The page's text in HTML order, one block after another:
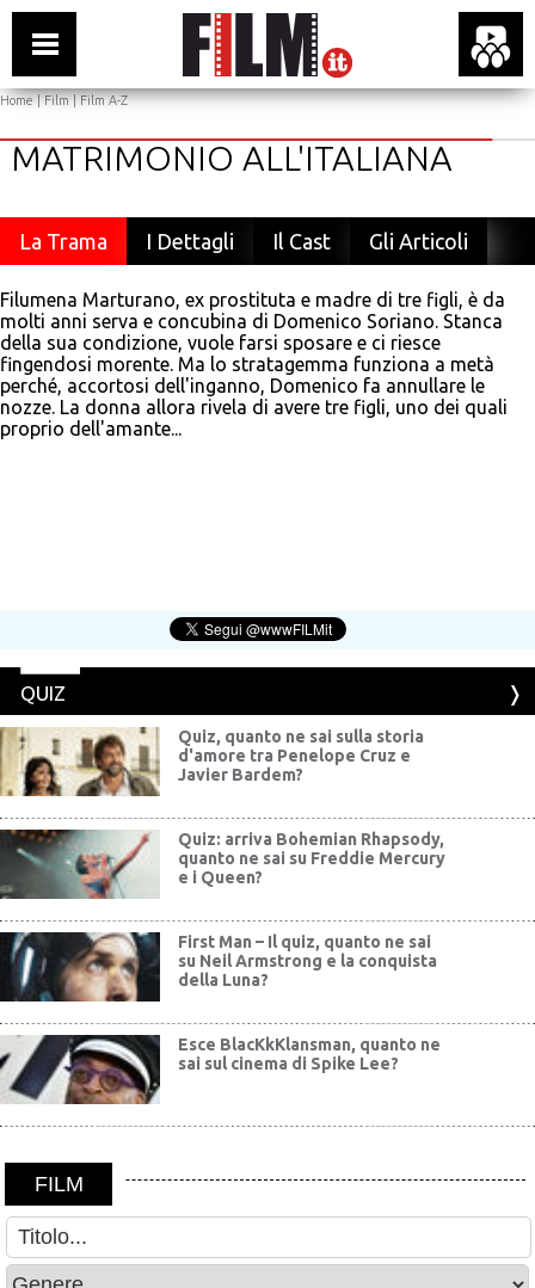
Home|Film|Film A-Z
MATRIMONIO ALL'ITALIANA
La Trama I Dettagli Il Cast Gli Articoli
Filumena Marturano, ex prostituta e madre di tre figli, è da
molti anni serva e concubina di Domenico Soriano. Stanca
della sua condizione, vuole farsi sposare e ci riesce
fingendosi morente. Ma lo stratagemma funziona a metà
perché, accortosi dell'inganno, Domenico fa annullare le
nozze. La donna allora rivela di avere tre figli, uno dei quali
proprio dell'amante...
QUIZ
Quiz, quanto ne sai sulla storia
d'amore tra Penelope Cruz e
Javier Bardem?
Quiz: arriva Bohemian Rhapsody,
quanto ne sai su Freddie Mercury
e i Queen?
First Man – Il quiz, quanto ne sai
su Neil Armstrong e la conquista
della Luna?
Esce BlacKkKlansman, quanto ne
sai sul cinema di Spike Lee?